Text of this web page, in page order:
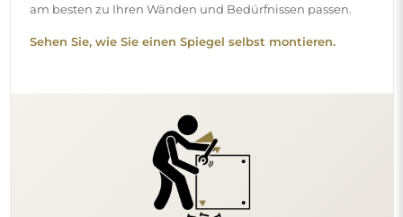
am besten zu Ihren Wänden und Bedürfnissen passen.
Sehen Sie, wie Sie einen Spiegel selbst montieren.